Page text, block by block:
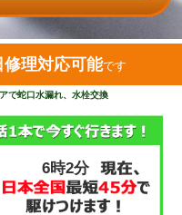
修理対応可能です
で蛇口水漏れ、水栓交換
6時2分